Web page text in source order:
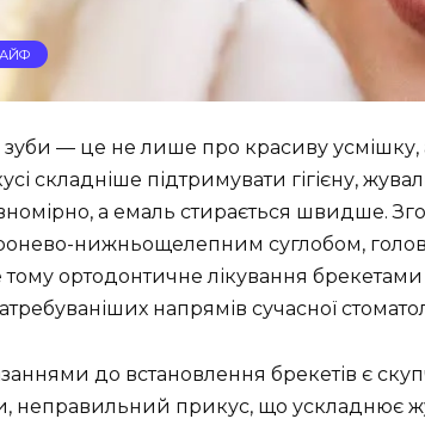
зуби — це не лише про красиву
складніше підтримувати гігієну,
а емаль стирається швидше.
нижньощелепним суглобом,
ортодонтичне лікування
напрямів сучасної
до встановлення брекетів є
неправильний прикус, що ускладнює